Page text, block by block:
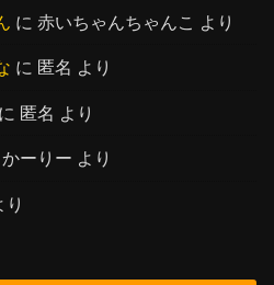
に赤いちゃんちゃんこ より
に 匿名 より
に 匿名 より
かーりー より
り